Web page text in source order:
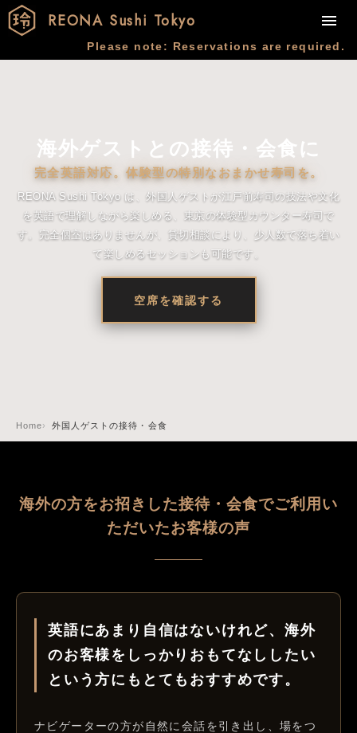
REONA Sushi Tokyo
Please note: Reservations are required.
海外ゲストとの接待・会食に
完全英語対応。体験型の特別なおまかせ寿司を。
REONA Sushi Tokyo は、外国人ゲストが江戸前寿司の技法や文化
を英語で理解しながら楽しめる、東京の体験型カウンター寿司で
す。完全個室はありませんが、貸切相談により、少人数で落ち着い
て楽しめるセッションも可能です。
空席を確認する
Home 外国人ゲストの接待・会食
海外の方をお招きした接待・会食でご利用い
ただいたお客様の声
英語にあまり自信はないけれど、海外
のお客様をしっかりおもてなししたい
という方にもとてもおすすめです。
ナビゲーターの方が自然に会話を引き出し、場をつ